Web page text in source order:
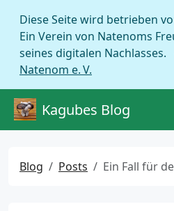
Diese Seite wird betrieben
Ein Verein von Natenoms
seines digitalen Nachlasses.
Natenom e. V.
Kagubes Blog
Blog Posts Ein Fall für